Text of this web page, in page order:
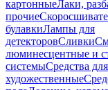
картонныеЛаки,
прочие
булавкиЛампы для
детекторовСливки
люминесцентные и
системыСредства
художественные